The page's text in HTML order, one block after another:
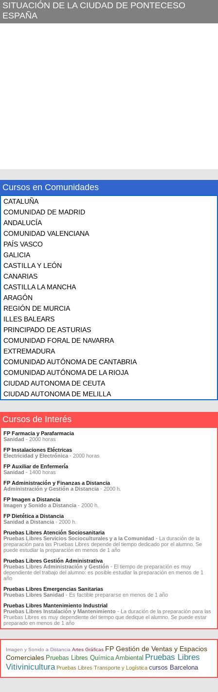
SITUACIÓN DE LA CIUDAD DE PONTECESO
ESPAÑA
Cursos en Comunidades
CATALUÑA
COMUNIDAD DE MADRID
ANDALUCÍA
COMUNIDAD VALENCIANA
PAÍS VASCO
GALICIA
CASTILLA Y LEÓN
CANARIAS
CASTILLA LA MANCHA
ARAGÓN
REGIÓN DE MURCIA
ILLES BALEARS
PRINCIPADO DE ASTURIAS
COMUNIDAD FORAL DE NAVARRA
EXTREMADURA
COMUNIDAD AUTÓNOMA DE CANTABRIA
COMUNIDAD AUTÓNOMA DE LA RIOJA
CIUDAD AUTONOMA DE CEUTA
CIUDAD AUTONOMA DE MELILLA
Cursos de Interés
FP Farmacia y Parafarmacia
Sanidad - 2000 horas
FP Instalaciones Eléctricas
Electricidad y Electrónica - 2000 horas
FP Auxiliar de Enfermería
Sanidad - 1400 horas
FP Administración y Finanzas a Distancia
Administración y Gestión a Distancia - 2000 h.
FP Imagen a Distancia
Imagen y Sonido a Distancia - 2000 h.
FP Dietética a Distancia
Sanidad a Distancia - 2000 h.
Pruebas Libres Atención Sociosanitaria
Pruebas Libres Servicios Socioculturales y a la Comunidad - La duración de la
preparación para las Pruebas Libres depende del tiempo dedicado por el alumno. Se
puede estudiar la preparación en menos de 1 año
Pruebas Libres Gestión Administrativa
Pruebas Libres Administración y Gestión - El tiempo de preparación es muy
dependiente del trabajo del alumno: es posible estudiar la preparación en menos de 1
año
Pruebas Libres Emergencias Sanitarias
Pruebas Libres Sanidad - Es factible prepararse en menos de 1 año
Pruebas Libres Mantenimiento Industrial
Pruebas Libres Instalación y Mantenimiento - La duración de la preparación para las
Pruebas Libres es muy dependiente del tiempo que dedique el alumno. Se puede estar
preparado en menos de 1 año
Imagen y Sonido a Distancia Artes Gráficas FP Gestión de Ventas y Espacios
Comerciales Pruebas Libres Química Ambiental Pruebas Libres
Vitivinicultura Pruebas Libres Transporte y Logística cursos Barcelona